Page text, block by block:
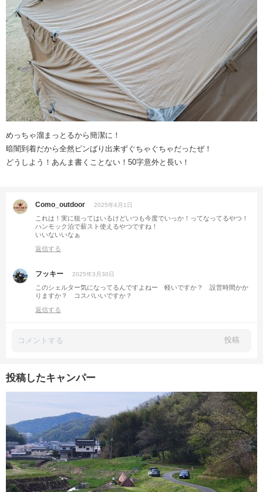
めっちゃ溜まっとるから簡潔に！
暗闇到着だから全然ピンばり出来ずぐちゃぐちゃだったぜ！
どうしよう！あんま書くことない！50字意外と長い！
Como_outdoor 2025年4月1日
これは！実に狙ってはいるけどいつも今度でいっか！ってなってるやつ！
ハンモック泊で薪スト使えるやつですね！
いいないいなぁ
返信する
フッキー 2025年3月30日
このシェルター気になってるんですよねー 軽いですか？ 設営時間かか
りますか？ コスパいいですか？
返信する
投稿
投稿したキャンパー